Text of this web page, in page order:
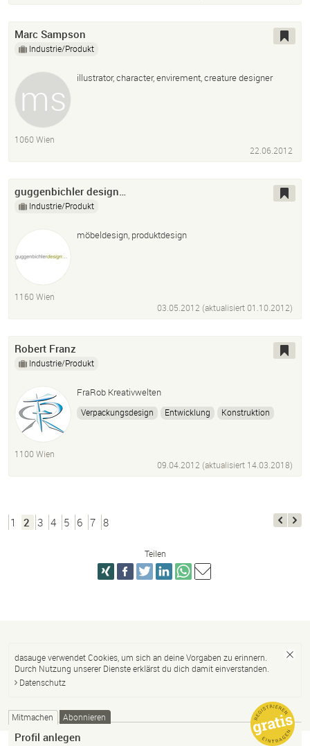
Marc Sampson
Industrie/Produkt
illustrator, character, envirement, creature designer
1060 Wien
22.06.2012
guggenbichler design…
Industrie/Produkt
möbeldesign, produktdesign
1160 Wien
03.05.2012 (aktualisiert01.10.2012)
Robert Franz
Industrie/Produkt
FraRob Kreativwelten
Verpackungsdesign Entwicklung
Konstruktion
1100 Wien
09.04.2012 (aktualisiert 14.03.2018)
1 2 3 4 5 6 7 8
Teilen
dasauge verwendet Cookies, um sich an deine Vorgaben zu erinnern.
Durch Nutzung unserer Dienste erklärst du dich damit einverstanden.
Datenschutz
Mitmachen Abonnieren
Profil anlegen